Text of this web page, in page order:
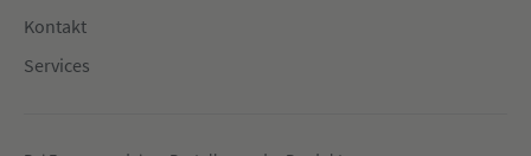
Kontakt
Services